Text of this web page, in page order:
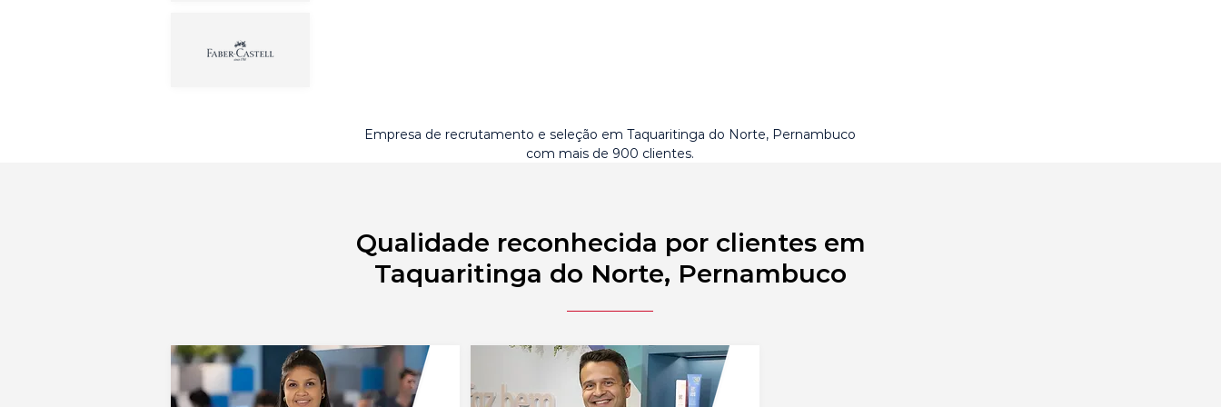
Empresa de recrutamento e seleção em Taquaritinga do Norte, Pernambuco
com mais de 900 clientes.
Qualidade reconhecida por clientes em
Taquaritinga do Norte, Pernambuco